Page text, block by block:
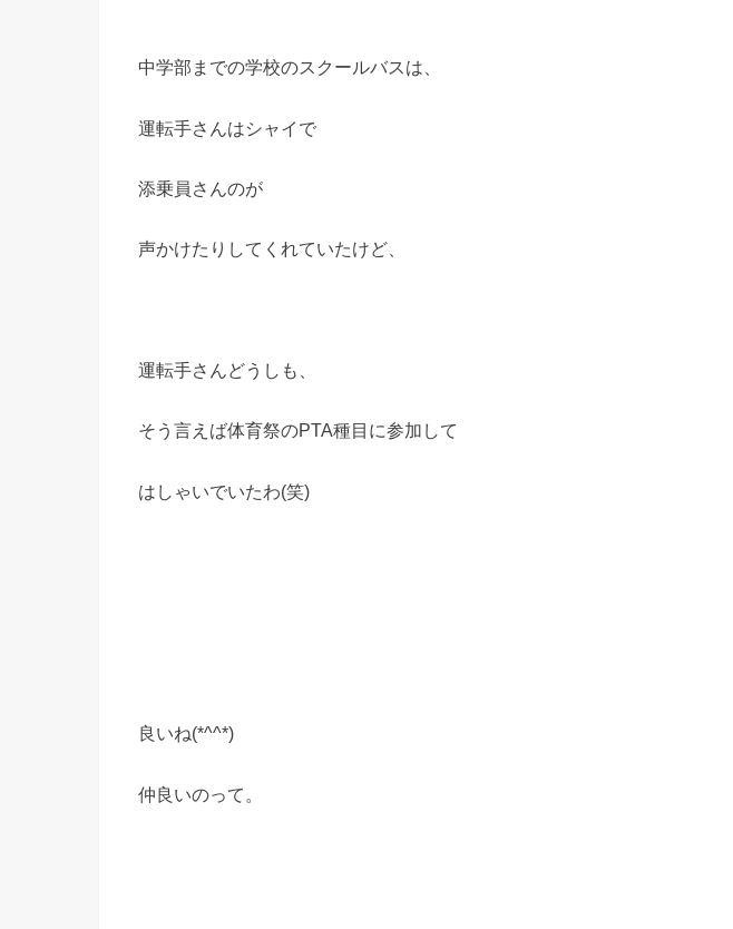
中学部までの学校のスクールバスは、
運転手さんはシャイで
添乗員さんのが
声かけたりしてくれていたけど、
運転手さんどうしも、
そう言えば体育祭のPTA種目に参加して
はしゃいでいたわ(笑)
良いね(*^^*)
仲良いのって。